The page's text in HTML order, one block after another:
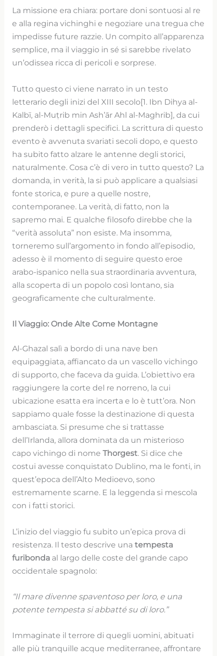
La missione era chiara: portare doni sontuosi al re
e alla regina vichinghi e negoziare una tregua che
impedisse future razzie. Un compito all’apparenza
semplice, ma il viaggio in sé si sarebbe rivelato
un’odissea ricca di pericoli e sorprese.
Tutto questo ci viene narrato in un testo
letterario degli inizi del XIII secolo[1. Ibn Dihya al-
Kalbī, al-Muṭrib min Ash’ār Ahl al-Maghrib], da cui
prenderò i dettagli specifici. La scrittura di questo
evento è avvenuta svariati secoli dopo, e questo
ha subito fatto alzare le antenne degli storici,
naturalmente. Cosa c’è di vero in tutto questo? La
domanda, in verità, la si può applicare a qualsiasi
fonte storica, e pure a quelle nostre,
contemporanee. La verità, di fatto, non la
sapremo mai. E qualche filosofo direbbe che la
“verità assoluta” non esiste. Ma insomma,
torneremo sull’argomento in fondo all’episodio,
adesso è il momento di seguire questo eroe
arabo-ispanico nella sua straordinaria avventura,
alla scoperta di un popolo così lontano, sia
geograficamente che culturalmente.
Il Viaggio: Onde Alte Come Montagne
Al-Ghazal salì a bordo di una nave ben
equipaggiata, affiancato da un vascello vichingo
di supporto, che faceva da guida. L’obiettivo era
raggiungere la corte del re norreno, la cui
ubicazione esatta era incerta e lo è tutt’ora. Non
sappiamo quale fosse la destinazione di questa
ambasciata. Si presume che si trattasse
dell’Irlanda, allora dominata da un misterioso
capo vichingo di nomeThorgest. Si dice che
costui avesse conquistato Dublino, ma le fonti, in
quest’epoca dell’Alto Medioevo, sono
estremamente scarne. E la leggenda si mescola
con i fatti storici.
L’inizio del viaggio fu subito un’epica prova di
resistenza. Il testo descrive unatempesta
furibonda al largo delle coste del grande capo
occidentale spagnolo:
“Il mare divenne spaventoso per loro, e una
potente tempesta si abbatté su di loro.”
Immaginate il terrore di quegli uomini, abituati
alle più tranquille acque mediterranee, affrontare